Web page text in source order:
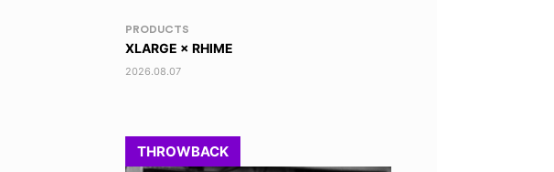
RANDOM
DINOSAUR JR.
2026.08.06
THROWBACK